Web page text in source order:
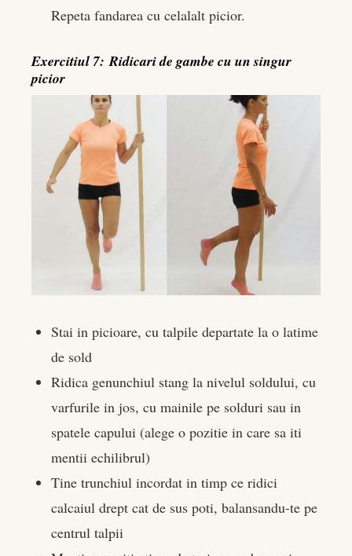
Repeta fandarea cu celalalt picior.
Exercitiul 7: Ridicari de gambe cu un singur
picior
Stai in picioare, cu talpile departate la o latime
de sold
Ridica genunchiul stang la nivelul soldului, cu
varfurile in jos, cu mainile pe solduri sau in
spatele capului (alege o pozitie in care sa iti
mentii echilibrul)
Tine trunchiul incordat in timp ce ridici
calcaiul drept cat de sus poti, balansandu-te pe
centrul talpii